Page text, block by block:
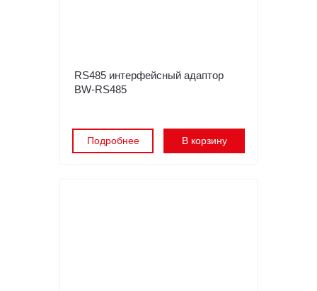
RS485 интерфейсный адаптор
BW-RS485
Подробнее В корзину